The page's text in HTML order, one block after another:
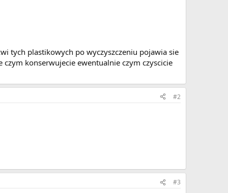
tych plastikowych po wyczyszczeniu pojawia sie
konserwujecie ewentualnie czym czyscicie
#2
#3